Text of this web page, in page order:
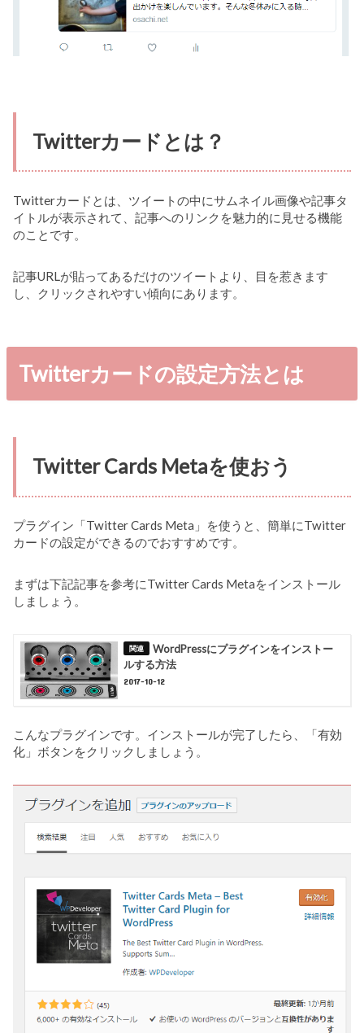
Twitterカードとは？
Twitterカードとは、ツイートの中にサムネイル画像や記事タ
イトルが表示されて、記事へのリンクを魅力的に見せる機能
のことです。
記事URLが貼ってあるだけのツイートより、目を惹きます
し、クリックされやすい傾向にあります。
Twitterカードの設定方法とは
Twitter Cards Metaを使おう
プラグイン「Twitter Cards Meta」を使うと、簡単にTwitter
カードの設定ができるのでおすすめです。
まずは下記記事を参考にTwitter Cards Metaをインストール
しましょう。
WordPressにプラグインをインストー
ルする方法
2017-10-12
こんなプラグインです。インストールが完了したら、「有効
化」ボタンをクリックしましょう。